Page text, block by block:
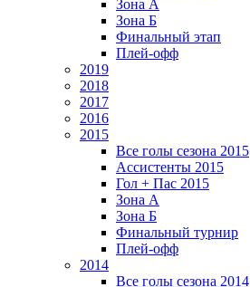
Зона А
Зона Б
Финальный этап
Плей-офф
2019
2018
2017
2016
2015
Все голы сезона 2015
Ассистенты 2015
Гол + Пас 2015
Зона А
Зона Б
Финальный турнир
Плей-офф
2014
Все голы сезона 2014